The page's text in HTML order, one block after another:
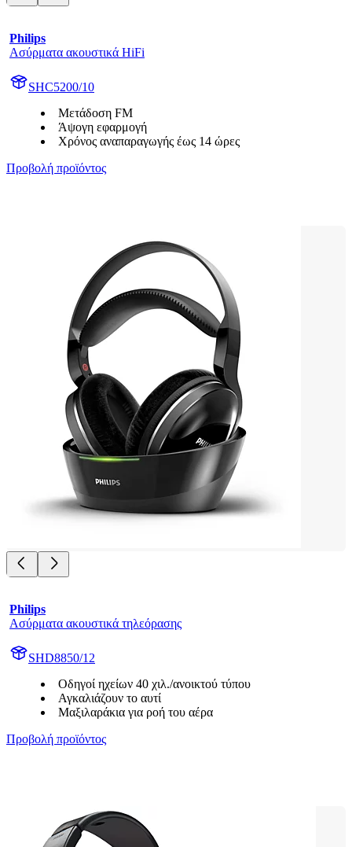
Philips
Ασύρματα ακουστικά HiFi
SHC5200/10
Μετάδοση FM
Άψογη εφαρμογή
Χρόνος αναπαραγωγής έως 14 ώρες
Προβολή προϊόντος
Philips
Ασύρματα ακουστικά τηλεόρασης
SHD8850/12
Οδηγοί ηχείων 40 χιλ./ανοικτού τύπου
Αγκαλιάζουν το αυτί
Μαξιλαράκια για ροή του αέρα
Προβολή προϊόντος